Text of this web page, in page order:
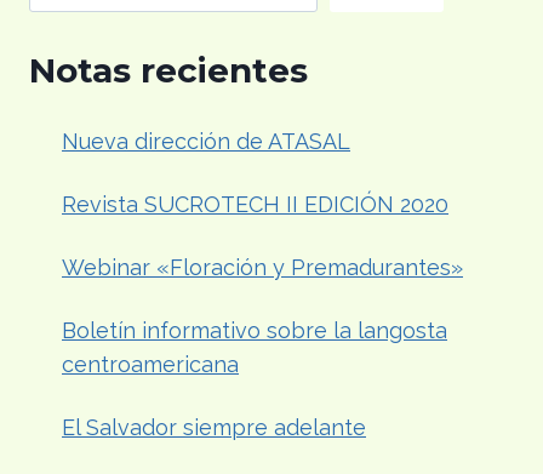
LA
POR
AZÚCAR
Notas recientes
Nueva dirección de ATASAL
Revista SUCROTECH II EDICIÓN 2020
Webinar «Floración y Premadurantes»
Boletín informativo sobre la langosta
centroamericana
El Salvador siempre adelante